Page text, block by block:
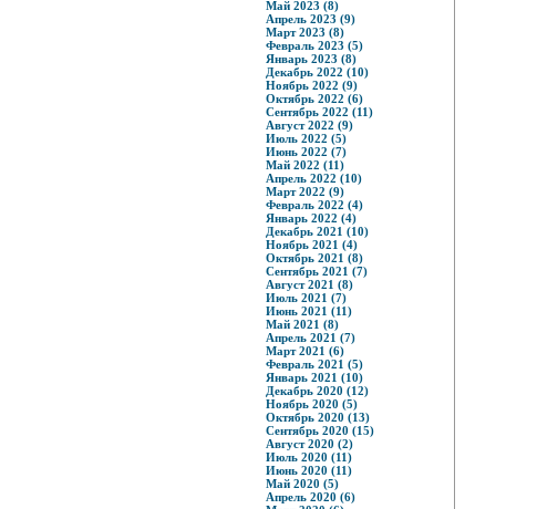
Май 2023 (8)
Апрель 2023 (9)
Март 2023 (8)
Февраль 2023 (5)
Январь 2023 (8)
Декабрь 2022 (10)
Ноябрь 2022 (9)
Октябрь 2022 (6)
Сентябрь 2022 (11)
Август 2022 (9)
Июль 2022 (5)
Июнь 2022 (7)
Май 2022 (11)
Апрель 2022 (10)
Март 2022 (9)
Февраль 2022 (4)
Январь 2022 (4)
Декабрь 2021 (10)
Ноябрь 2021 (4)
Октябрь 2021 (8)
Сентябрь 2021 (7)
Август 2021 (8)
Июль 2021 (7)
Июнь 2021 (11)
Май 2021 (8)
Апрель 2021 (7)
Март 2021 (6)
Февраль 2021 (5)
Январь 2021 (10)
Декабрь 2020 (12)
Ноябрь 2020 (5)
Октябрь 2020 (13)
Сентябрь 2020 (15)
Август 2020 (2)
Июль 2020 (11)
Июнь 2020 (11)
Май 2020 (5)
Апрель 2020 (6)